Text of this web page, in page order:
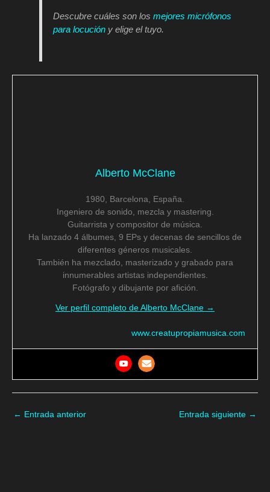
Descubre cuáles son losmejores micrófonos
para locución y elige el tuyo.
Alberto McClane
1980, Barcelona, España.
Ingeniero de sonido, mezcla y mastering.
Guitarrista y compositor de música.
Ha lanzado 4 álbumes, 9 EPs y decenas de sencillos de
diferentes géneros musicales.
También ha mezclado, masterizado y grabado para
innumerables artistas independientes.
Fotógrafo y dibujante por afición.
Ver perfil completo de Alberto McClane →
www.creatupropiamusica.com
← Entrada anterior Entrada siguiente →